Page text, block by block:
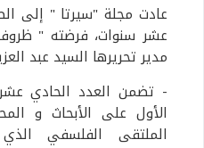
عادت مجلة "سيرتا " إلى
عشر سنوات، فرضته "
مدير تحريرها السيد عبد
- تضمن العدد الحادي
الأول على الأبحاث و
الملتقى الفلسفي